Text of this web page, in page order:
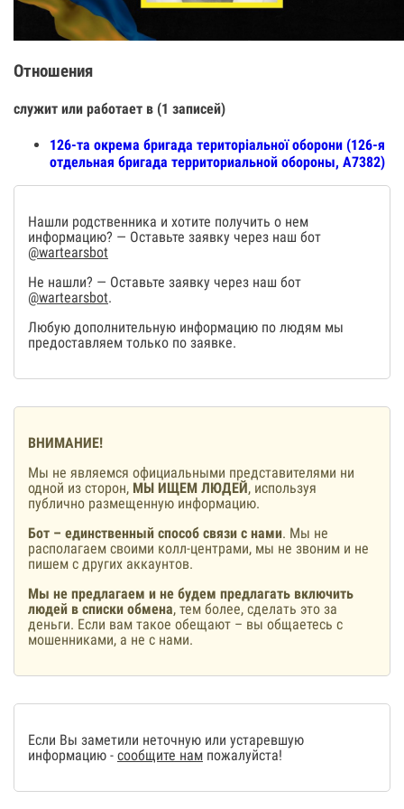
Отношения
служит или работает в (1 записей)
126-та окрема бригада територіальної оборони (126-я
отдельная бригада территориальной обороны, А7382)
Нашли родственника и хотите получить о нем
информацию? — Оставьте заявку через наш бот
@wartearsbot
Не нашли? — Оставьте заявку через наш бот
@wartearsbot.
Любую дополнительную информацию по людям мы
предоставляем только по заявке.
ВНИМАНИЕ!
Мы не являемся официальными представителями ни
одной из сторон, МЫ ИЩЕМ ЛЮДЕЙ, используя
публично размещенную информацию.
Бот – единственный способ связи с нами. Мы не
располагаем своими колл-центрами, мы не звоним и не
пишем с других аккаунтов.
Мы не предлагаем и не будем предлагать включить
людей в списки обмена, тем более, сделать это за
деньги. Если вам такое обещают – вы общаетесь с
мошенниками, а не с нами.
Если Вы заметили неточную или устаревшую
информацию - сообщите нам пожалуйста!